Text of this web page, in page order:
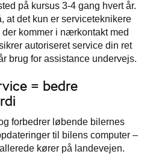
på kursus 3-4 gang hvert år.
at det kun er serviceteknikere
kommer i nærkontakt med
autoriseret service din ret
brug for assistance undervejs.
= bedre
forbedrer løbende bilernes
til bilens computer –
kører på landevejen.